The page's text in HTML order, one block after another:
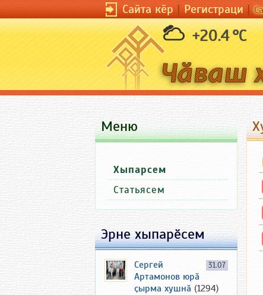
Сайта кӗр|Регистраци|
+20.4 °C
Меню
Хыпарсем
Статьясем
Эрне хыпарӗсем
31.07
Сергей
Артамонов юрӑ
ҫырма хушнӑ (1294)